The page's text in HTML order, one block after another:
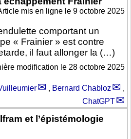
comportant un
« Frainier » est contre
il faut allonger la (…)
mis en ligne le 9 octobre 2025
modification le 28 octobre 2025
, Bernard Chabloz
,
ChatGPT
et l’épistémologie